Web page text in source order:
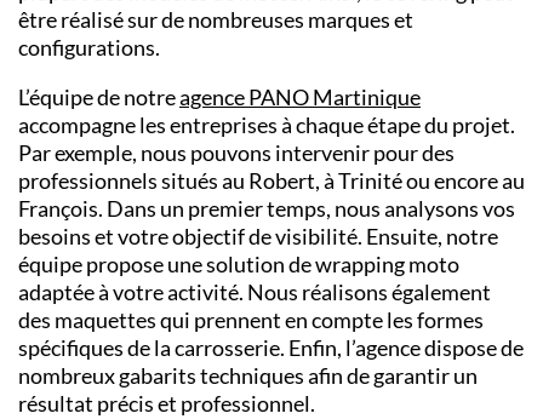
être réalisé sur de nombreuses marques et
configurations.
L’équipe de notreagence PANO Martinique
accompagne les entreprises à chaque étape du projet.
Par exemple, nous pouvons intervenir pour des
professionnels situés au Robert, à Trinité ou encore au
François. Dans un premier temps, nous analysons vos
besoins et votre objectif de visibilité. Ensuite, notre
équipe propose une solution de wrapping moto
adaptée à votre activité. Nous réalisons également
des maquettes qui prennent en compte les formes
spécifiques de la carrosserie. Enfin, l’agence dispose de
nombreux gabarits techniques afin de garantir un
résultat précis et professionnel.